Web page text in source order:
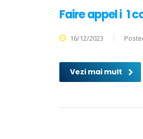
Faire appel i 1
16/12/2023
Vezi mai mult